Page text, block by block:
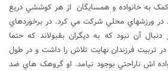
کمک به خانواده و همسايگان از هر کوششي دريغ
ورزشهاي محلي شرکت مي کرد. در برخوردهاي
آن نبود که به ديگران بقبولاند که حتما
فرزندان نهايت تلاش را داشت و در طول
اش ناراحتي بوجود نيامد. او گروهک هاي ضد